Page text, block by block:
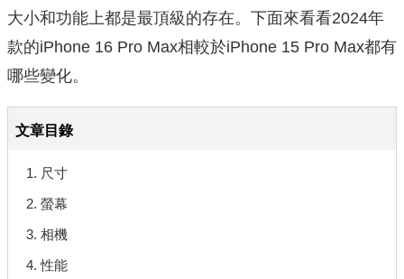
大小和功能上都是最頂級的存在。下面來看看2024年
款的iPhone 16 Pro Max相較於iPhone 15 Pro Max都有
哪些變化。
文章目錄
1. 尺寸
2. 螢幕
3. 相機
4. 性能